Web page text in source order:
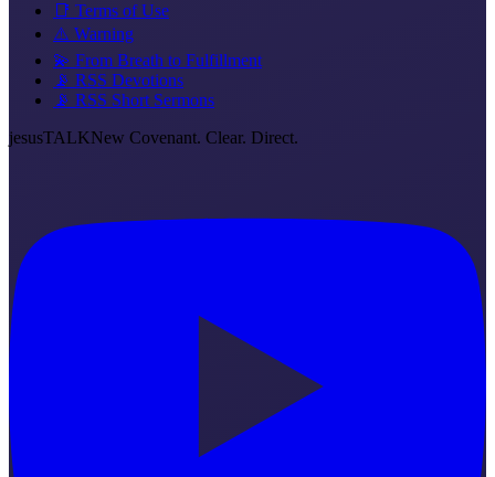
📑 Terms of Use
⚠️ Warning
💫 From Breath to Fulfillment
📡 RSS Devotions
📡 RSS Short Sermons
jesusTALKNew Covenant. Clear. Direct.